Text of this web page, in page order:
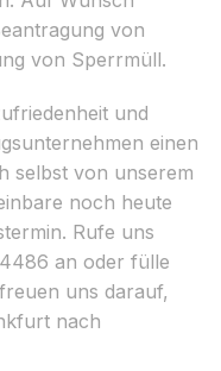
von
von Sperrmüll.
und
einen
selbst von unserem
noch heute
Rufe uns
an oder fülle
uns darauf,
nach